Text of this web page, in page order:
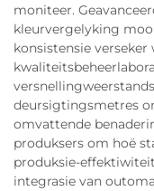
moniteer.
kleurvergelyking
konsistensie
deursigtingsmetres
omvattende
produksers om hoë
produksie-
integrasie van